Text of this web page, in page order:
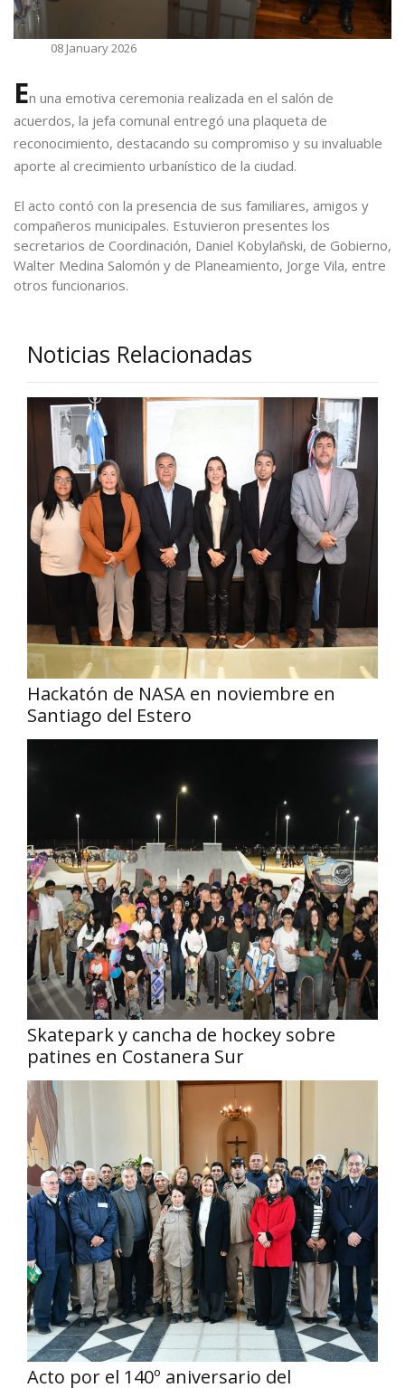
08 January 2026
En una emotiva ceremonia realizada en el salón de
acuerdos, la jefa comunal entregó una plaqueta de
reconocimiento, destacando su compromiso y su invaluable
aporte al crecimiento urbanístico de la ciudad.
El acto contó con la presencia de sus familiares, amigos y
compañeros municipales. Estuvieron presentes los
secretarios de Coordinación, Daniel Kobylañski, de Gobierno,
Walter Medina Salomón y de Planeamiento, Jorge Vila, entre
otros funcionarios.
Noticias Relacionadas
Hackatón de NASA en noviembre en
Santiago del Estero
Skatepark y cancha de hockey sobre
patines en Costanera Sur
Acto por el 140º aniversario del